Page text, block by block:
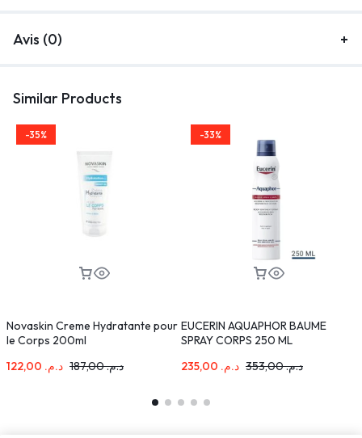
Avis (0)
Similar Products
-35%
Novaskin Creme Hydratante pour
le Corps 200ml
د.م.
د.م.187,00
-33%
EUCERIN AQUAPHOR BAUME
SPRAY CORPS 250 ML
د.م.
د.م.353,00